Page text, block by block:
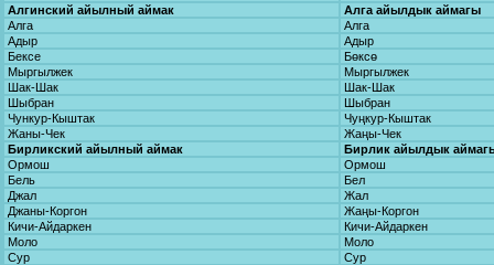
Алгинский айылный аймак
Алга айылдык аймагы
Алга
Алга
Адыр
Адыр
Бексе
Бөксө
Мыргылжек
Мыргылжек
Шак-Шак
Шак-Шак
Шыбран
Шыбран
Чункур-Кыштак
Чуңкур-Кыштак
Жаны-Чек
Жаңы-Чек
Бирликский айылный аймак
Бирлик айылдык
Ормош
Ормош
Бель
Бел
Джал
Жал
Джаны-Коргон
Жаңы-Коргон
Кичи-Айдаркен
Кичи-Айдаркен
Моло
Моло
Сур
Сур